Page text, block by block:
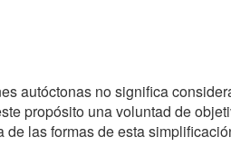
autóctonas no significa
propósito una voluntad de
las formas de esta